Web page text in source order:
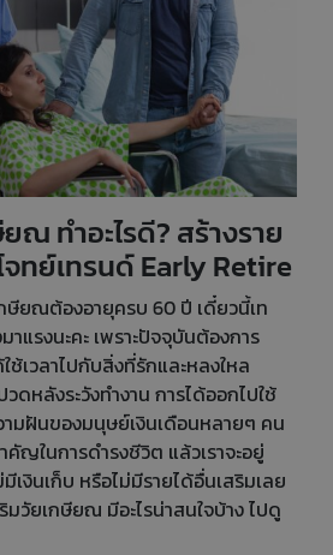
ณ ทำอะไรดี? สร้างราย
จทย์เทรนด์ Early Retire
ษียณต้องอายุครบ 60 ปี เดี๋ยวนี้เท
แรงนะคะ เพราะปัจจุบันต้องการ
ช้เวลาไปกับสิ่งที่รักและหลงใหล
ดหลังระวังทำงาน การได้ออกไปใช้
มฝันของมนุษย์เงินเดือนหลายๆ คน
ญในการดำรงชีวิต แล้วเราจะอยู่
เงินเก็บ หรือไม่มีรายได้อื่นเสริมเลย
มวัยเกษียณ มีอะไรน่าสนใจบ้าง ไปดู